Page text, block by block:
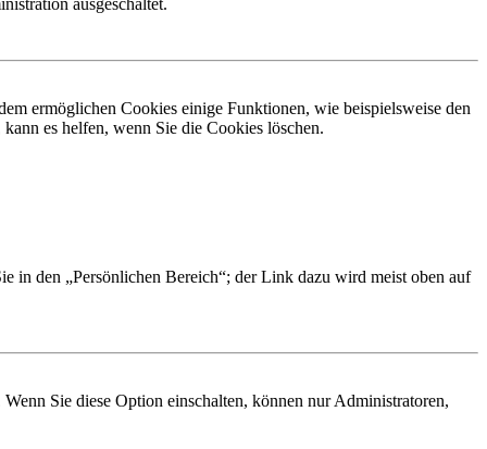
ausgeschaltet.
ermöglichen Cookies einige Funktionen, wie beispielsweise den
es helfen, wenn Sie die Cookies löschen.
in den „Persönlichen Bereich“; der Link dazu wird meist oben auf
Sie diese Option einschalten, können nur Administratoren,